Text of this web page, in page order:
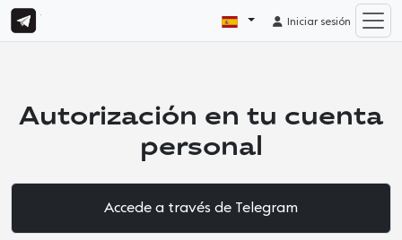
Iniciar sesión
Autorización en tu cuenta
personal
Accede a través de Telegram